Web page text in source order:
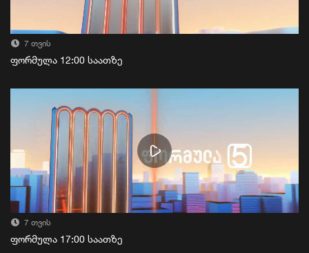
7 თვის
ფორმულა 12:00 საათზე
7 თვის
ფორმულა 17:00 საათზე